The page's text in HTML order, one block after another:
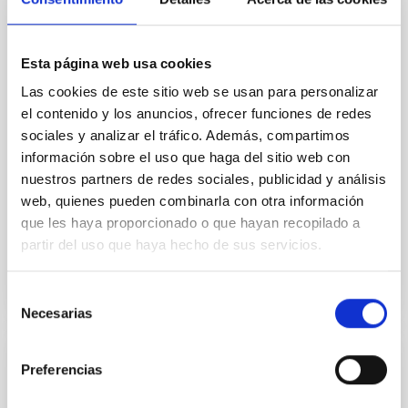
Esta página web usa cookies
Las cookies de este sitio web se usan para personalizar
el contenido y los anuncios, ofrecer funciones de redes
sociales y analizar el tráfico. Además, compartimos
información sobre el uso que haga del sitio web con
nuestros partners de redes sociales, publicidad y análisis
web, quienes pueden combinarla con otra información
que les haya proporcionado o que hayan recopilado a
partir del uso que haya hecho de sus servicios.
Necesarias
Preferencias
we expect to see alignments between the magnetic
cloud-scale magnetic field. A. Pandhi et al. showed
instead, however, that the orientation of cores and
their angular momentum vectors appear random
with respect to the larger-scale magnetic
Yin, Sean et al.
Fecha de publicación:
BIBCODE 2026APJ..1003...83Y
CON ÁRBITRO